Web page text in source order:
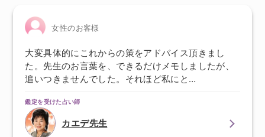
女性のお客様
大変具体的にこれからの策をアドバイス頂きまし
た。先生のお言葉を、できるだけメモしましたが、
追いつきませんでした。それほど私にと…
鑑定を受けた占い師
カエデ先生